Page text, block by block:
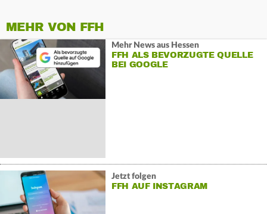
MEHR VON FFH
Mehr News aus Hessen
FFH ALS BEVORZUGTE QUELLE
BEI GOOGLE
Jetzt folgen
FFH AUF INSTAGRAM